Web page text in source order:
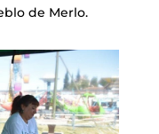
de Merlo.